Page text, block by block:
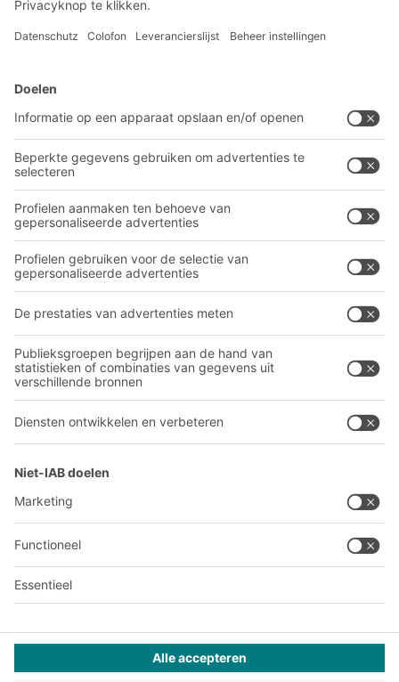
Inschrijven nieuwsbrief
BITO-oplossingen
Intralogistieke oplossingen
Bakken en bakken
Transportsystemen
Onze diensten
BITO PRODUCTCATALOGUS
BITO PROJECTGIDS
Contactformulier
Bedrijf
Over BITO
Ons wereldwijde netwerk
Onze productie
Volg ons
A
YOUR LIFE.
03 870 99 00
© 2026 BITO-Lagertechnik Bittmann GmbH
Dit aanbod is bestemd voor industrie, ambachten, handel en
vrije beroepen voor gebruik in zelfstandige, professionele of
commerciële activiteiten.